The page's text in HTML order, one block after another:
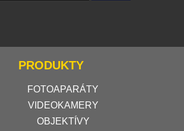
PRODUKTY
FOTOAPARÁTY
VIDEOKAMERY
OBJEKTÍVY